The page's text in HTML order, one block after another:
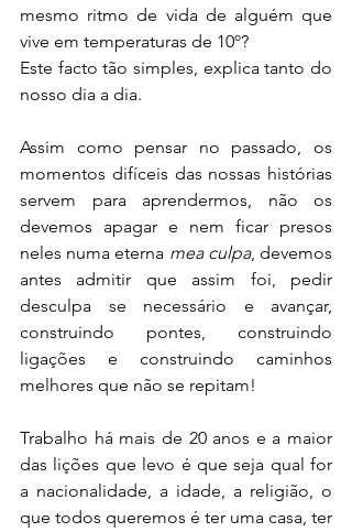
mesmo ritmo de vida de alguém que
vive em temperaturas de 10º?
Este facto tão simples, explica tanto do
nosso dia a dia.
Assim como pensar no passado, os
momentos difíceis das nossas histórias
servem para aprendermos, não os
devemos apagar e nem ficar presos
neles numa eterna mea culpa, devemos
antes admitir que assim foi, pedir
desculpa se necessário e avançar,
construindo pontes, construindo
ligações e construindo caminhos
melhores que não se repitam!
Trabalho há mais de 20 anos e a maior
das lições que levo é que seja qual for
a nacionalidade, a idade, a religião, o
que todos queremos é ter uma casa, ter